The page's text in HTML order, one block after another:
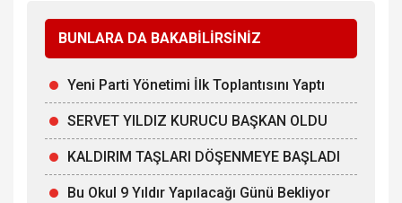
BUNLARA DA BAKABİLİRSİNİZ
Yeni Parti Yönetimi İlk Toplantısını Yaptı
SERVET YILDIZ KURUCU BAŞKAN OLDU
KALDIRIM TAŞLARI DÖŞENMEYE BAŞLADI
Bu Okul 9 Yıldır Yapılacağı Günü Bekliyor